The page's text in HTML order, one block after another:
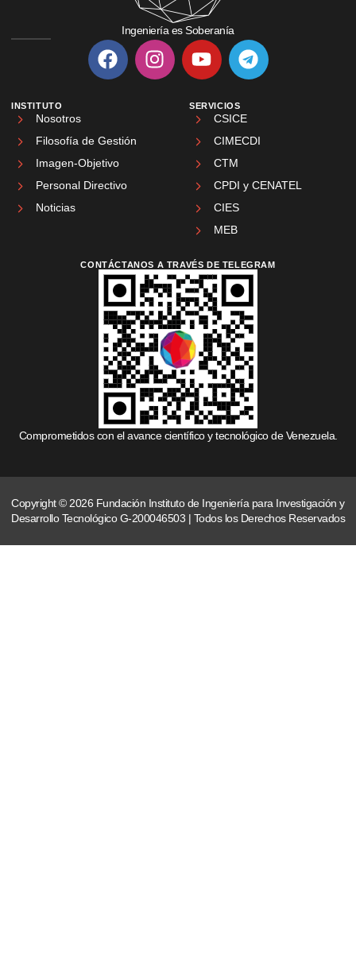
Ingeniería es Soberanía
INSTITUTO
Nosotros
Filosofía de Gestión
Imagen-Objetivo
Personal Directivo
Noticias
SERVICIOS
CSICE
CIMECDI
CTM
CPDI y CENATEL
CIES
MEB
CONTÁCTANOS A TRAVÉS DE TELEGRAM
Comprometidos con el avance científico y tecnológico de Venezuela.
Copyright © 2026 Fundación Instituto de Ingeniería para Investigación y
Desarrollo Tecnológico G-200046503 | Todos los Derechos Reservados